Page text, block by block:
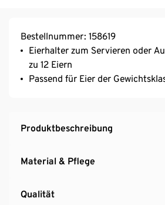
Bestellnummer: 158619
Eierhalter zum Servieren oder
zu 12 Eiern
Passend für Eier der
Produktbeschreibung
Material & Pflege
Qualität